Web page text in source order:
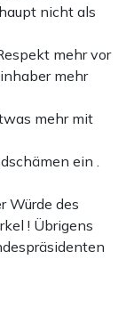
nicht als
mehr vor
mehr
mehr mit
ein .
Würde des
! Übrigens